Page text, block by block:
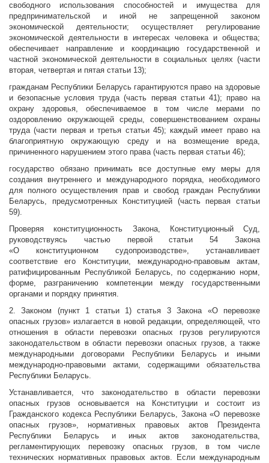
свободного использования способностей и имущества для
предпринимательской и иной не запрещенной законом
экономической деятельности; осуществляет регулирование
экономической деятельности в интересах человека и общества;
обеспечивает направление и координацию государственной и
частной экономической деятельности в социальных целях (части
вторая, четвертая и пятая статьи 13);
гражданам Республики Беларусь гарантируются право на здоровые
и безопасные условия труда (часть первая статьи 41); право на
охрану здоровья, обеспечиваемое в том числе мерами по
оздоровлению окружающей среды, совершенствованием охраны
труда (части первая и третья статьи 45); каждый имеет право на
благоприятную окружающую среду и на возмещение вреда,
причиненного нарушением этого права (часть первая статьи 46);
государство обязано принимать все доступные ему меры для
создания внутреннего и международного порядка, необходимого
для полного осуществления прав и свобод граждан Республики
Беларусь, предусмотренных Конституцией (часть первая статьи
59).
Проверяя конституционность Закона, Конституционный Суд,
руководствуясь частью первой статьи 54 Закона
«О конституционном судопроизводстве», устанавливает
соответствие его Конституции, международно-правовым актам,
ратифицированным Республикой Беларусь, по содержанию норм,
форме, разграничению компетенции между государственными
органами и порядку принятия.
2. Законом (пункт 1 статьи 1) статья 3 Закона «О перевозке
опасных грузов» излагается в новой редакции, определяющей, что
отношения в области перевозки опасных грузов регулируются
законодательством в области перевозки опасных грузов, а также
международными договорами Республики Беларусь и иными
международно-правовыми актами, содержащими обязательства
Республики Беларусь.
Устанавливается, что законодательство в области перевозки
опасных грузов основывается на Конституции и состоит из
Гражданского кодекса Республики Беларусь, Закона «О перевозке
опасных грузов», нормативных правовых актов Президента
Республики Беларусь и иных актов законодательства,
регламентирующих перевозку опасных грузов, в том числе
технических нормативных правовых актов. Если международным